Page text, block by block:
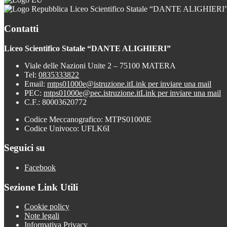
Liceo Scientifico Statale “DANTE
Contatti
Liceo Scientifico Statale “DANTE ALIGHIERI”
Viale delle Nazioni Unite 2 – 75100 MATERA
Tel: 0835333822
Email: mtps01000e@istruzione.itLink per inviare una mail
PEC: mtps01000e@pec.istruzione.itLink per inviare una mail
C.F.: 80003620772
Codice Meccanografico: MTPS01000E
Codice Univoco: UFLK6I
Seguici su
Facebook
Sezione Link Utili
Cookie policy
Note legali
Informativa Privacy